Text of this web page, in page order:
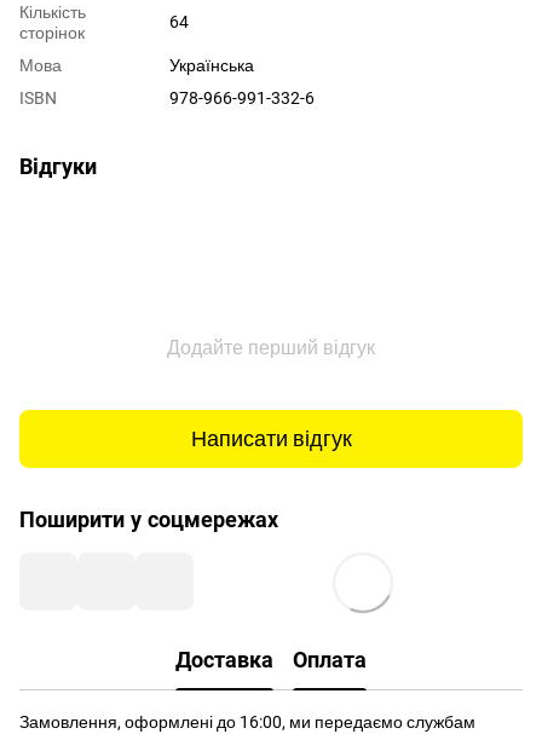
Кількість
сторінок
64
Мова
Українська
ISBN
978-966-991-332-6
Відгуки
Додайте перший відгук
Написати відгук
Поширити у соцмережах
Доставка Оплата
Замовлення, оформлені до 16:00, ми передаємо службам